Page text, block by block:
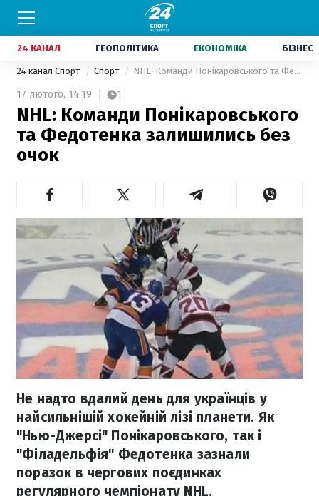
24 КАНАЛ ГЕОПОЛІТИКА ЕКОНОМІКА БІЗНЕС
24 канал Спорт Спорт NHL: Команди Понікаровського та Федотенка залишились без очок
17 лютого, 14:19 1
NHL: Команди Понікаровського
та Федотенка залишились без
очок
Не надто вдалий день для українців у
найсильнішій хокейній лізі планети. Як
"Нью-Джерсі" Понікаровського, так і
"Філадельфія" Федотенка зазнали
поразок в чергових поєдинках
регулярного чемпіонату NHL.